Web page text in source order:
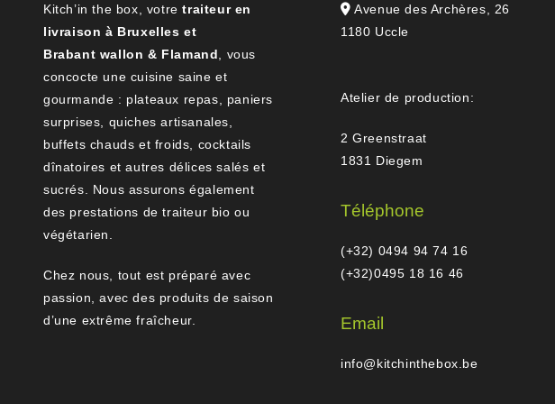
Kitch’in the box, votretraiteur en
livraison à Bruxelles et
Brabant wallon & Flamand , vous
concocte une cuisine saine et
gourmande : plateaux repas, paniers
surprises, quiches artisanales,
buffets chauds et froids, cocktails
dînatoires et autres délices salés et
sucrés. Nous assurons également
des prestations de traiteur bio ou
végétarien.
Chez nous, tout est préparé avec
passion, avec des produits de saison
d’une extrême fraîcheur.
Avenue des Archères, 26
1180 Uccle
Atelier de production:
2 Greenstraat
1831 Diegem
Téléphone
(+32) 0494 94 74 16
(+32)0495 18 16 46
Email
info@kitchinthebox.be